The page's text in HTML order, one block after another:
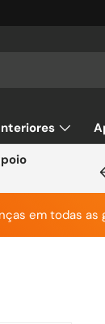
em todas